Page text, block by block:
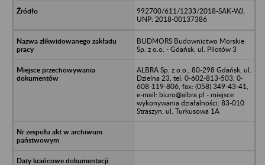
992700/611/1233/2018-SAK-WJ,
UNP: 2018-00137386
BUDMORS Budownictwo Morskie
Sp. z o.o. - Gdańsk, ul. Pilotów 3
ALBRA Sp. z o.o., 80-298 Gdańsk, ul.
Dzielna 23, tel: 0-602-813-503, 0-
608-119-806, fax: (058) 349-43-41,
e-mail: biuro@albra.pl - miejsce
wykonywania działalności: 83-010
Straszyn, ul. Turkusowa 1A